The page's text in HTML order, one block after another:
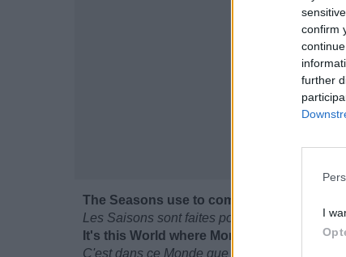
confirm
further
I
The Seasons use to come and go.
Les Saisons sont faites pour aller et venir.
It's this World where Moments flow.
C'est dans ce Monde que les Moment